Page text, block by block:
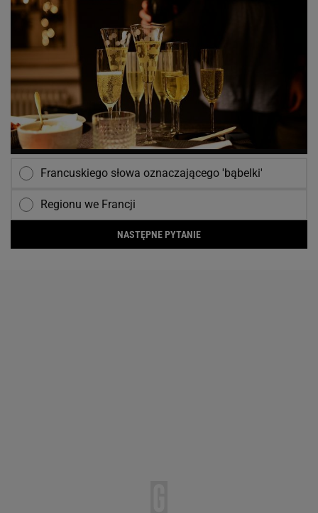
Francuskiego słowa oznaczającego 'bąbelki'
Regionu we Francji
NASTĘPNE PYTANIE